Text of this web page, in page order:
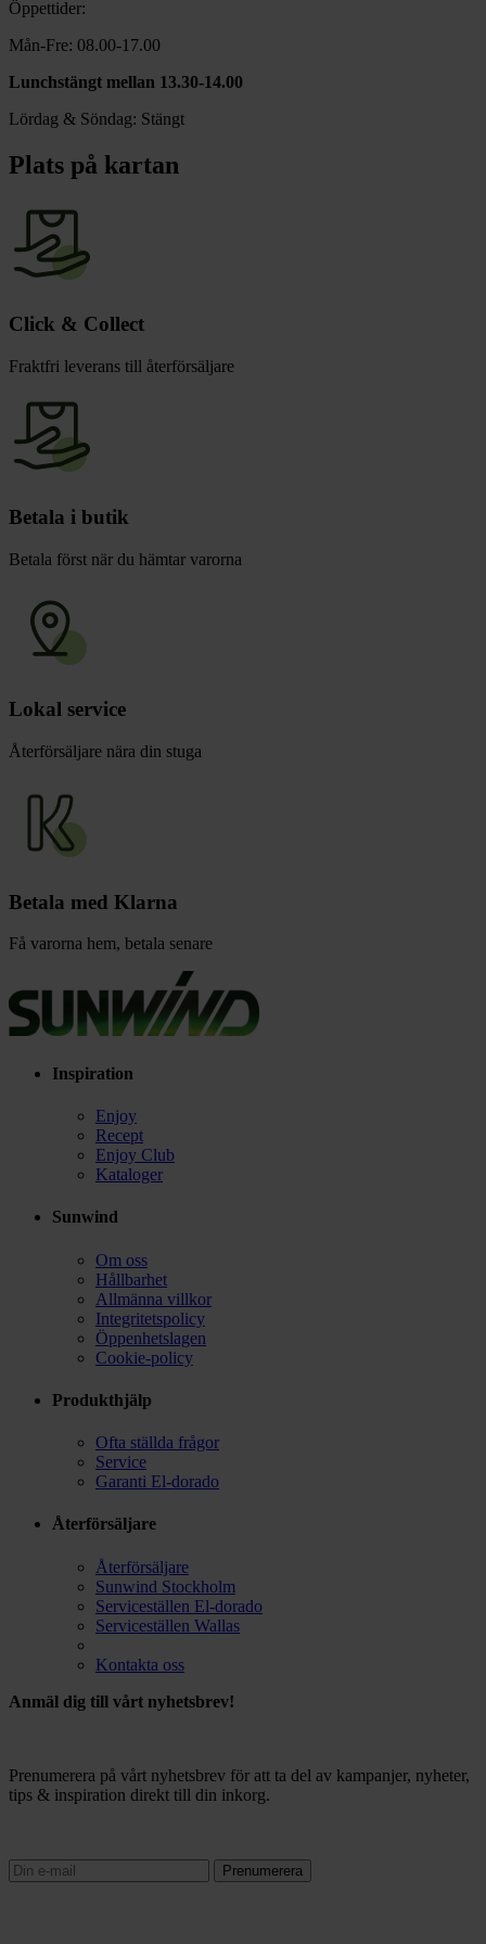
Toalett
Grill & Fritid chevron_right
chevron_right
Öppettider:
Mån-Fre: 08.00-17.00
Lunchstängt mellan 13.30-14.00
Lördag & Söndag: Stängt
Plats på kartan
Click & Collect
Fraktfri leverans till återförsäljare
Betala i butik
Betala först när du hämtar varorna
Lokal service
Återförsäljare nära din stuga
Betala med Klarna
Få varorna hem, betala senare
Inspiration
Enjoy
Recept
Enjoy Club
Kataloger
Sunwind
Om oss
Hållbarhet
Allmänna villkor
Integritetspolicy
Öppenhetslagen
Cookie-policy
Produkthjälp
Ofta ställda frågor
Service
Garanti El-dorado
Återförsäljare
Återförsäljare
Sunwind Stockholm
Serviceställen El-dorado
Serviceställen Wallas
Kontakta oss
Anmäl dig till vårt nyhetsbrev!
Prenumerera på vårt nyhetsbrev för att ta del av kampanjer, nyheter,
tips & inspiration direkt till din inkorg.
Prenumerera